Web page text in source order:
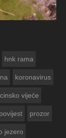
hnk rama
koronavirus
vijeće
povijest prozor
jezero